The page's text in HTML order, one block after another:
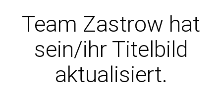
Team Zastrow hat
sein/ihr Titelbild
aktualisiert.